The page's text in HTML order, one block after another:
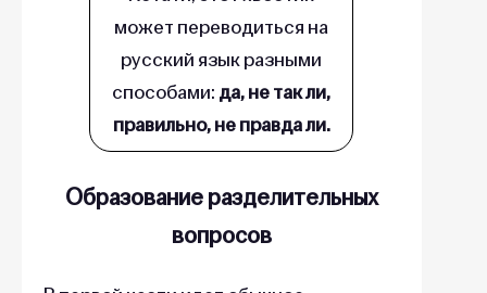
может переводиться на
русский язык разными
способами: да, не так ли,
правильно, не правда ли.
Образование разделительных
вопросов